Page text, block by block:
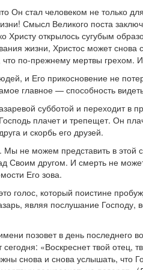
Он стал человеком не только
Смысл Великого поста
Христу открылось сугубым
жизни, Христос может
по-прежнему мертвы грехом.
и Его прикосновение не
главное — способность
субботой и переходит в
плачет и трепещет. Он
и скорбь его друзей.
не можем представить в
Своим другом. И смерть не
Его зова.
голос, который поистине
являя послушание Господу,
позовет в день
«Воскреснет твой
снова и снова услышать,